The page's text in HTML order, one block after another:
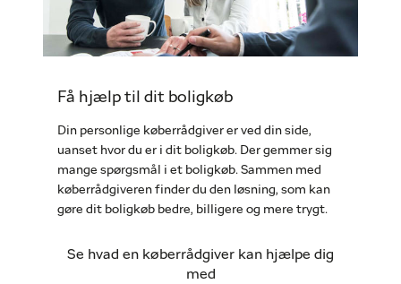
Få hjælp til dit boligkøb
Din personlige køberrådgiver er ved din side,
uanset hvor du er i dit boligkøb. Der gemmer sig
mange spørgsmål i et boligkøb. Sammen med
køberrådgiveren finder du den løsning, som kan
gøre dit boligkøb bedre, billigere og mere trygt.
Se hvad en køberrådgiver kan hjælpe dig
med